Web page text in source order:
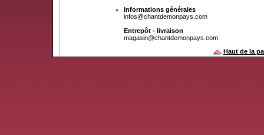
Informations générales
infos@chantdemonpays.com
Entrepôt - livraison
magasin@chantdemonpays.com
Haut de la